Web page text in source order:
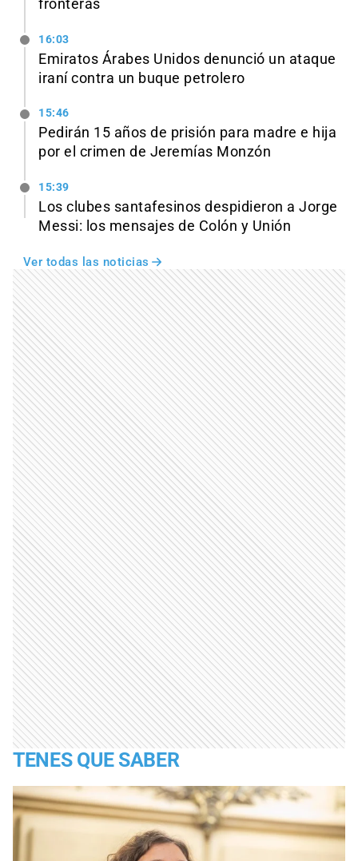
fronteras
16:03
Emiratos Árabes Unidos denunció un ataque
iraní contra un buque petrolero
15:46
Pedirán 15 años de prisión para madre e hija
por el crimen de Jeremías Monzón
15:39
Los clubes santafesinos despidieron a Jorge
Messi: los mensajes de Colón y Unión
Ver todas las noticias
TENES QUE SABER